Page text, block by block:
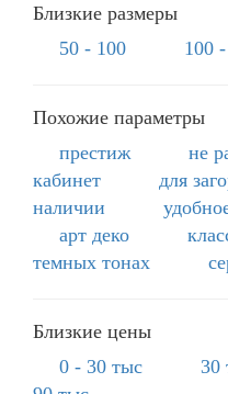
Близкие размеры
50 - 100
100
Похожие параметры
престиж
не
кабинет
для
наличии
арт деко
темных тонах
Близкие цены
0 - 30 тыс
30